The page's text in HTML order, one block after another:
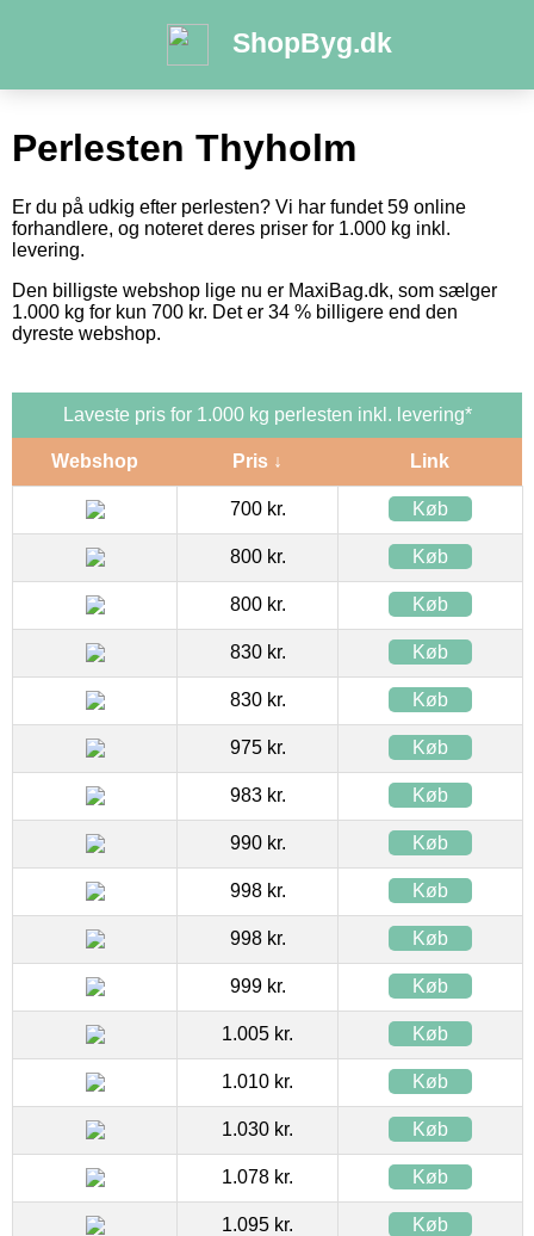
ShopByg.dk
Perlesten Thyholm
Er du på udkig efter perlesten? Vi har fundet 59 online
forhandlere, og noteret deres priser for 1.000 kg inkl.
levering.
Den billigste webshop lige nu er MaxiBag.dk, som sælger
1.000 kg for kun 700 kr. Det er 34 % billigere end den
dyreste webshop.
Laveste pris for 1.000 kg perlesten inkl. levering*
Webshop Pris ↓ Link
700 kr. Køb
800 kr. Køb
800 kr. Køb
830 kr. Køb
830 kr. Køb
975 kr. Køb
983 kr. Køb
990 kr. Køb
998 kr. Køb
998 kr. Køb
999 kr. Køb
1.005 kr. Køb
1.010 kr. Køb
1.030 kr. Køb
1.078 kr. Køb
1.095 kr. Køb